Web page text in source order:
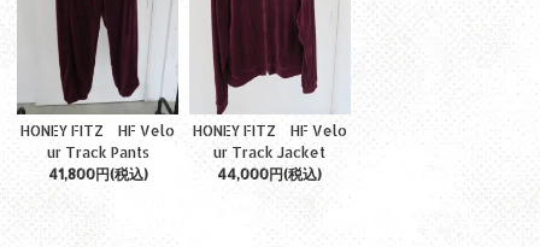
HONEY FITZ HF Velo
ur Track Pants
41,800円(税込)
HONEY FITZ HF Velo
ur Track Jacket
44,000円(税込)